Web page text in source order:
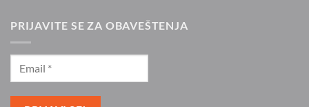
PRIJAVITE SE ZA OBAVEŠTENJA